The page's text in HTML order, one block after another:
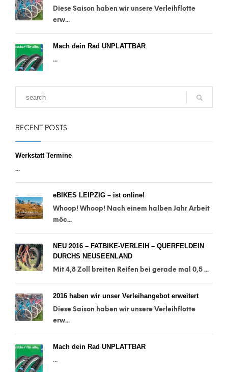
Diese Saison haben wir unsere Verleihflotte
erw...
Mach dein Rad UNPLATTBAR
...
RECENT POSTS
Werkstatt Termine
...
eBIKES LEIPZIG – ist online!
Whoop! Whoop! Nach einem halben Jahr Arbeit
möc...
NEU 2016 – FATBIKE-VERLEIH – QUERFELDEIN
DURCHS NEUSEENLAND
Mit 4,8 Zoll breiten Reifen bei gerade mal 0,5 ...
2016 haben wir unser Verleihangebot erweitert
Diese Saison haben wir unsere Verleihflotte
erw...
Mach dein Rad UNPLATTBAR
...